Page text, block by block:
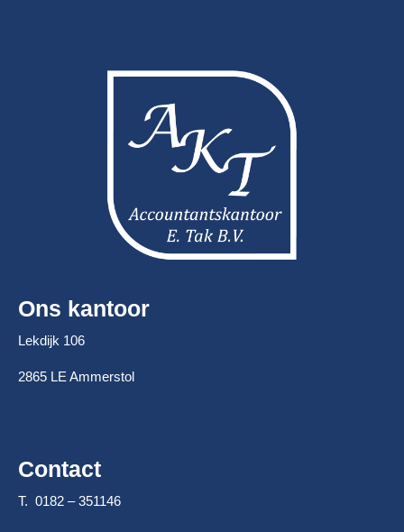
Ons kantoor
Lekdijk 106
2865 LE Ammerstol
Contact
T. 0182 – 351146